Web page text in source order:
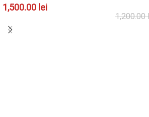
1,500.00 lei
1,200.00